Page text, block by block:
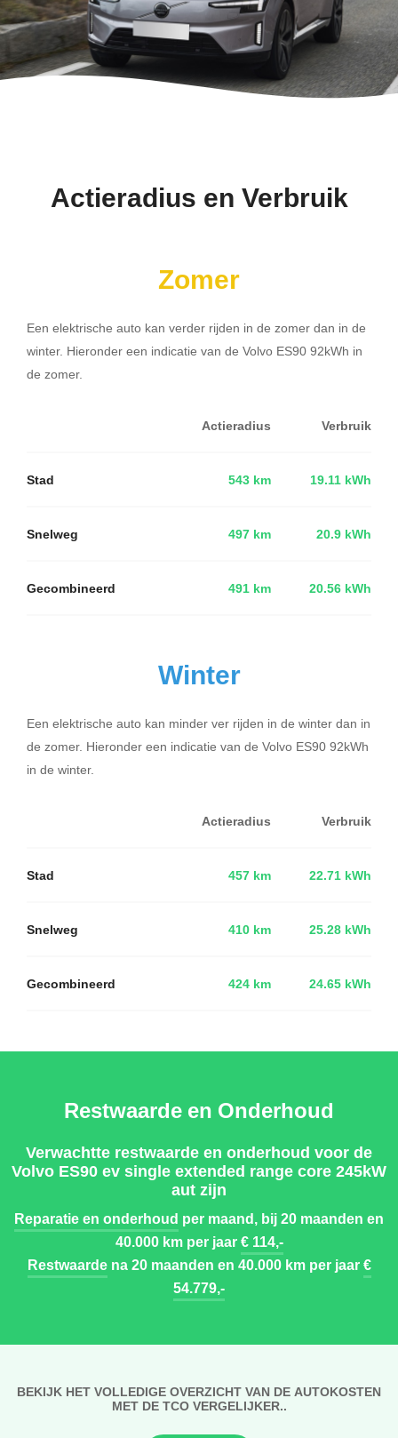
Actieradius en Verbruik
Zomer
Een elektrische auto kan verder rijden in de zomer dan in de
winter. Hieronder een indicatie van de Volvo ES90 92kWh in
de zomer.
Actieradius Verbruik
Stad 543 km 19.11 kWh
Snelweg 497 km 20.9 kWh
Gecombineerd 491 km 20.56 kWh
Winter
Een elektrische auto kan minder ver rijden in de winter dan in
de zomer. Hieronder een indicatie van de Volvo ES90 92kWh
in de winter.
Actieradius Verbruik
Stad 457 km 22.71 kWh
Snelweg 410 km 25.28 kWh
Gecombineerd 424 km 24.65 kWh
Restwaarde en Onderhoud
Verwachtte restwaarde en onderhoud voor de
Volvo ES90 ev single extended range core 245kW
aut zijn
Reparatie en onderhoud per maand, bij 20 maanden en
40.000 km per jaar€ 114,-
Restwaardena 20 maanden en 40.000 km per jaar€
54.779,-
BEKIJK HET VOLLEDIGE OVERZICHT VAN DE AUTOKOSTEN
MET DE TCO VERGELIJKER..